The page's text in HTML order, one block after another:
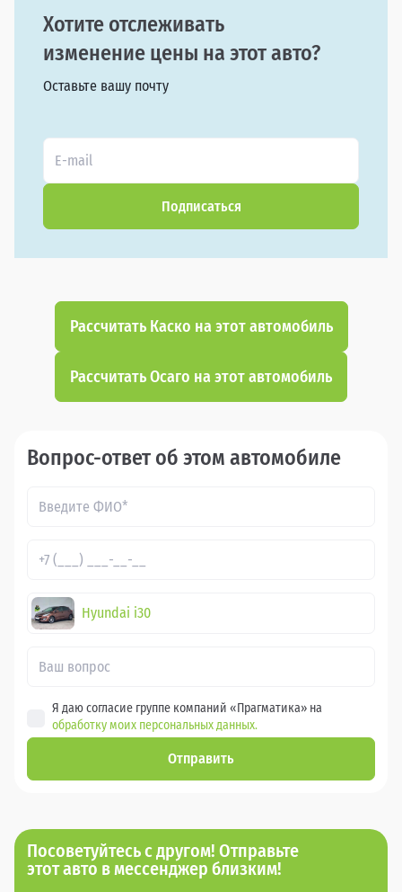
Хотите отслеживать
изменение цены на этот авто?
Оставьте вашу почту
Подписаться
Рассчитать Каско на этот автомобиль
Рассчитать Осаго на этот автомобиль
Вопрос-ответ об этом автомобиле
Hyundai i30
Я даю согласие группе компаний «Прагматика» на
обработку моих персональных данных.
Отправить
Посоветуйтесь с другом! Отправьте
этот авто в мессенджер близким!